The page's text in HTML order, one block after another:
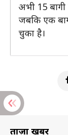
अभी 15
जबकि एक
चुका है।
ताज़ा खबरें